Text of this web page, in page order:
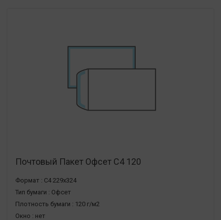
Почтовый Пакет Офсет С4 120
Формат : С4 229х324
Тип бумаги : Офсет
Плотность бумаги : 120 г/м2
Окно : нет